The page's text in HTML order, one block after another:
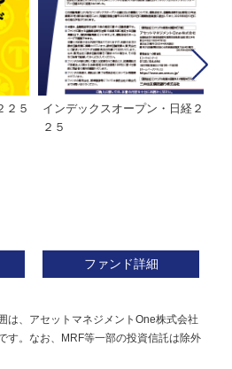
２５
インデックスオープン・日経２
２５
ファンド詳細
は、アセットマネジメントOne株式会社
す。なお、MRF等一部の投資信託は除外